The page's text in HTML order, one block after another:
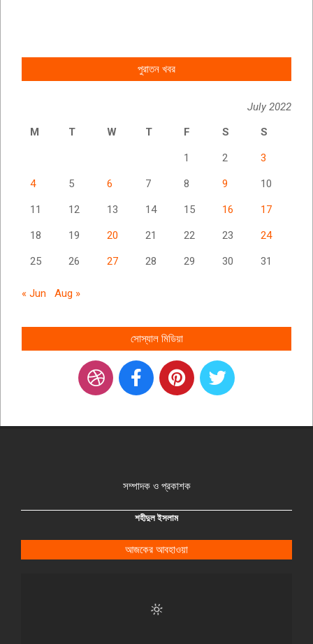
পুরাতন খবর
July 2022
M
T W T F S S
1 2 3
4 5 6 7 8 9 10
11 12 13 14 15 16 17
18 19 20 21 22 23 24
25 26 27 28 29 30 31
« Jun Aug »
সোস্যাল মিডিয়া
সম্পাদক ও প্রকাশক
শহীদুল ইসলাম
আজকের আবহাওয়া